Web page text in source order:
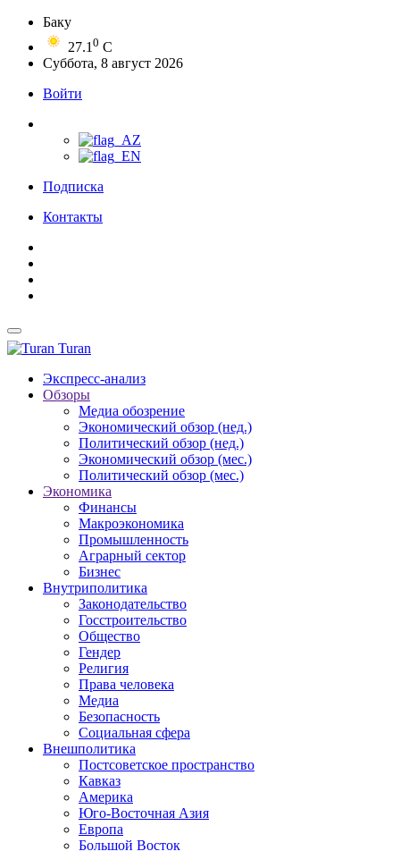
Баку
27.1 0 C
Суббота, 8 август 2026
Войти
Подписка
Контакты
Turan
Экспресс-анализ
Обзоры
Медиа обозрение
Экономический обзор (нед.)
Политический обзор (нед.)
Экономический обзор (мес.)
Политический обзор (мес.)
Экономика
Финансы
Макроэкономика
Промышленность
Аграрный сектор
Бизнес
Внутриполитика
Законодательство
Госстроительство
Общество
Гендер
Религия
Права человека
Медиа
Безопасность
Социальная сфера
Внешполитика
Постсоветское пространство
Кавказ
Америка
Юго-Восточная Азия
Европа
Большой Восток